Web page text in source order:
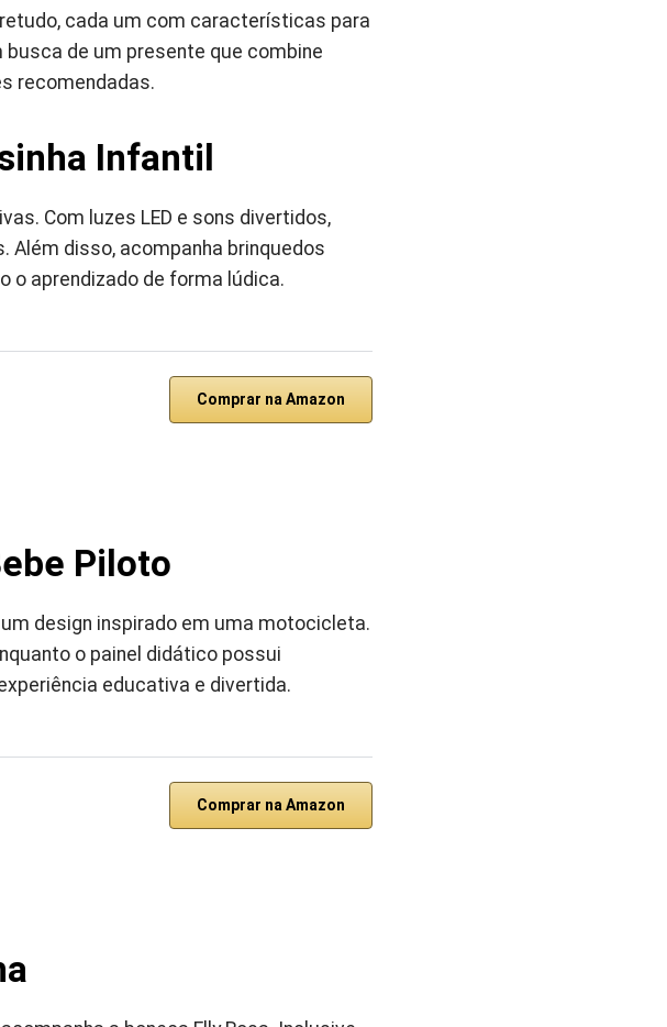
cada um com características para
de um presente que combine
recomendadas.
Infantil
Com luzes LED e sons divertidos,
disso, acompanha brinquedos
o aprendizado de forma lúdica.
Comprar na Amazon
Piloto
design inspirado em uma motocicleta.
o painel didático possui
educativa e divertida.
Comprar na Amazon